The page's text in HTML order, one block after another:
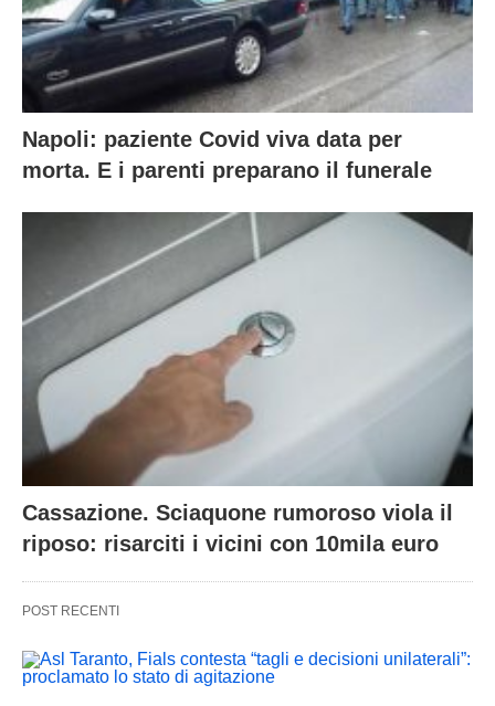
Napoli: paziente Covid viva data per
morta. E i parenti preparano il funerale
Cassazione. Sciaquone rumoroso viola il
riposo: risarciti i vicini con 10mila euro
POST RECENTI